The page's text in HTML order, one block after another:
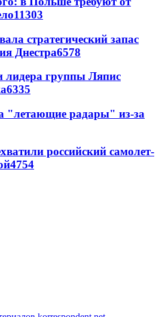
11303
стратегический запас
Днестра6578
лидера группы Ляпис
6335
"летающие радары" из-за
российский самолет-
4754